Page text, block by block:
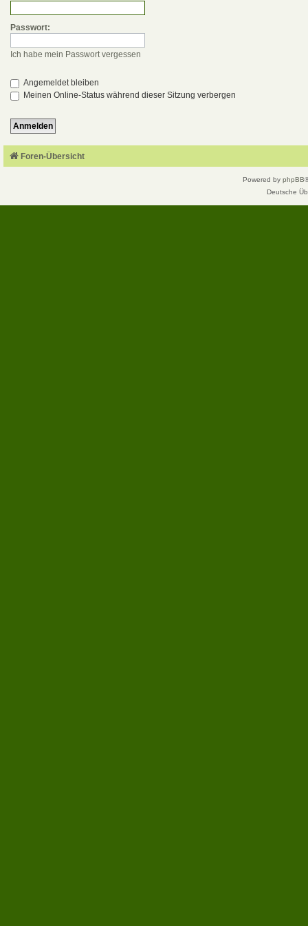
Passwort:
Ich habe mein Passwort vergessen
Angemeldet bleiben
Meinen Online-Status während dieser Sitzung verbergen
Foren-Übersicht
Powered by phpBB
Deutsche